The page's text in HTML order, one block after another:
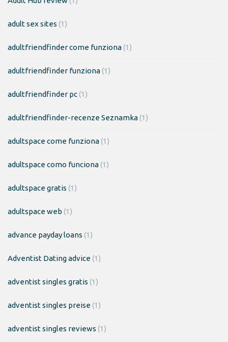
adult sex sites (1)
adultfriendfinder come funziona(1)
adultfriendfinder funziona(1)
adultfriendfinder pc(1)
adultfriendfinder-recenze Seznamka(1)
adultspace come funziona(1)
adultspace como funciona(1)
adultspace gratis (1)
adultspace web (1)
advance payday loans (1)
Adventist Dating advice(1)
adventist singles gratis (1)
adventist singles preise(1)
adventist singles reviews (1)